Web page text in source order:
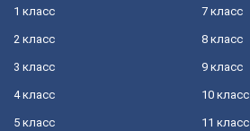
1 класс
2 класс
3 класс
4 класс
5 класс
7 класс
8 класс
9 класс
10 класс
11 класс